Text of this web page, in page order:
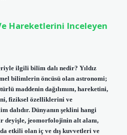
Hareketlerini Inceleyen
ilgili bilim dalı nedir? Yıldız
bilimlerin öncüsü olan astronomi;
maddenin dağılımını, hareketini,
fiziksel özelliklerini ve
dalıdır. Dünyanın şeklini hangi
deyişle, jeomorfolojinin alt alanı,
etkili olan iç ve dış kuvvetleri ve